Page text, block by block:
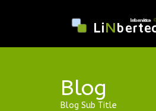
Blog
Blog Sub Title